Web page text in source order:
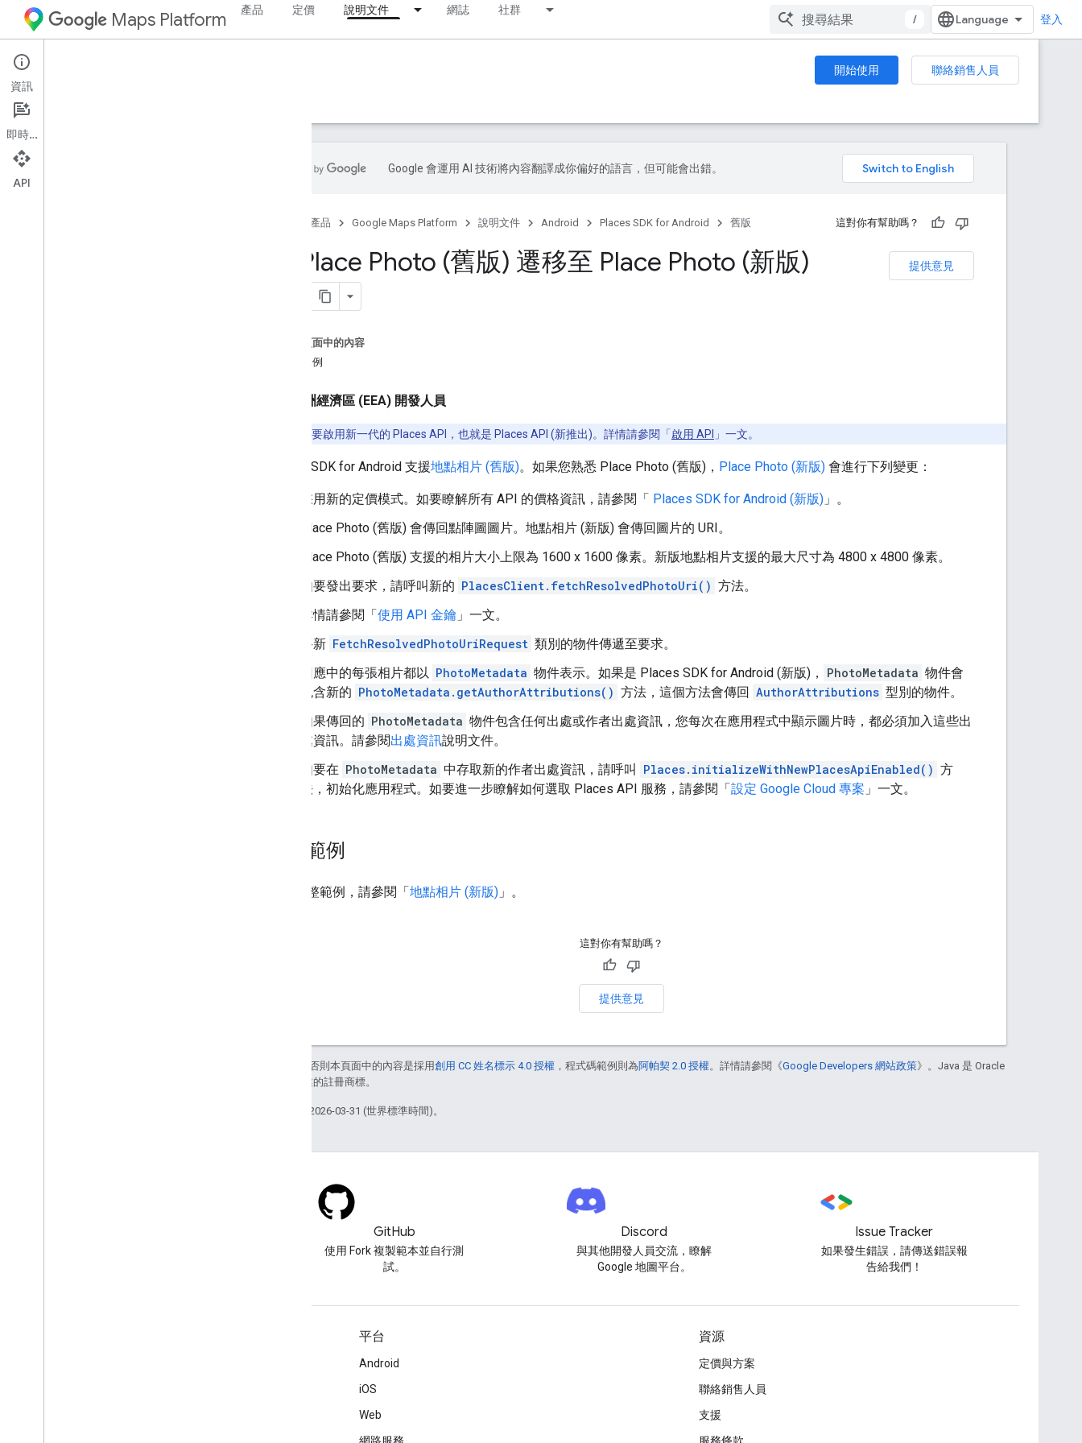
Maps Platform 產品 定價 說明文件 網誌 社群
/ 登入
Android 開始使用
聯絡銷售人員
指南
Google 會運用 AI 技術將內容翻譯成你偏好的語言，但可能會出錯。
產品 Google Maps Platform 說明文件 Android Places SDK for Android 舊版 這對你有幫助嗎？
提供意見
從 Place Photo (舊版) 遷移至 Place Photo (新版)
這個頁面中的內容
要求範例
歐洲經濟區 (EEA) 開發人員
這項功能需要啟用新一代的 Places API，也就是 Places API (新推出)。詳情請參閱「 啟用 API 」一文。
Places SDK for Android 支援地點相片 (舊版)。如果您熟悉 Place Photo (舊版)， Place Photo (新版) 會進行下列變更：
採用新的定價模式。如要瞭解所有 API 的價格資訊，請參閱「 Places SDK for Android (新版) 」。
Place Photo (舊版) 會傳回點陣圖圖片。地點相片 (新版) 會傳回圖片的 URI。
Place Photo (舊版) 支援的相片大小上限為 1600 x 1600 像素。新版地點相片支援的最大尺寸為 4800 x 4800 像素。
如要發出要求，請呼叫新的 PlacesClient.fetchResolvedPhotoUri() 方法。
詳情請參閱「使用 API 金鑰 」一文。
將新 FetchResolvedPhotoUriRequest 類別的物件傳遞至要求。
回應中的每張相片都以 PhotoMetadata 物件表示。如果是 Places SDK for Android (新版)， PhotoMetadata 物件會
包含新的 PhotoMetadata.getAuthorAttributions() 方法，這個方法會傳回 AuthorAttributions 型別的物件。
如果傳回的 PhotoMetadata 物件包含任何出處或作者出處資訊，您每次在應用程式中顯示圖片時，都必須加入這些出
處資訊。請參閱出處資訊說明文件。
如要在 PhotoMetadata 中存取新的作者出處資訊，請呼叫 Places.initializeWithNewPlacesApiEnabled() 方
法，初始化應用程式。如要進一步瞭解如何選取 Places API 服務，請參閱「設定 Google Cloud 專案 」一文。
要求範例
如需完整範例，請參閱「地點相片 (新版) 」。
這對你有幫助嗎？
提供意見
除非另有註明，否則本頁面中的內容是採用創用 CC 姓名標示 4.0 授權 ，程式碼範例則為阿帕契 2.0 授權。詳情請參閱《Google Developers 網站政策》。Java 是 Oracle
和/或其關聯企業的註冊商標。
上次更新時間：2026-03-31 (世界標準時間)。
GitHub
使用 Fork 複製範本並自行測
試。
Discord
與其他開發人員交流，瞭解
Google 地圖平台。
Issue Tracker
如果發生錯誤，請傳送錯誤報
告給我們！
平台
Android
iOS
Web
資源
定價與方案
聯絡銷售人員
支援
資訊
即時通訊
API